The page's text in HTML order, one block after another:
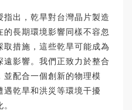
指出，乾旱對台灣晶片製造
長期環境影響同樣不容忽
措施，這些乾旱可能成為
影響。我們正致力於整合
並配合一個創新的物理模
乾旱和洪災等環境干擾